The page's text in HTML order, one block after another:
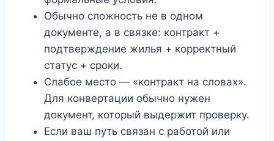
Обычно сложность не в одном
документе, а в связке: контракт +
подтверждение жилья + корректный
статус + сроки.
Слабое место — «контракт на словах».
Для конвертации обычно нужен
документ, который выдержит проверку.
Если ваш путь связан с работой или